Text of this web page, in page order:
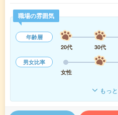
職場の雰囲気
年齢層
20代
30代
男女比率
女性
もっ